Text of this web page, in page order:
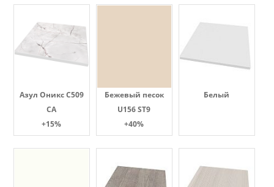
Азул Оникс С509
СА
+15%
Бежевый песок
U156 ST9
+40%
Белый